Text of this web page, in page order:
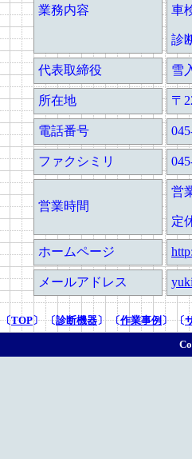
業務内容 車
診
代表取締役 雪
所在地 〒
電話番号
ファクシミリ
営業時間
営
定
ホームページ
メールアドレス
〔TOP〕 〔診断機器〕 〔作業事例〕 〔